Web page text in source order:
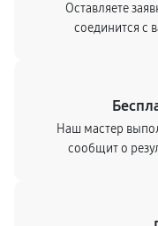
Оставляете
соединится с
Наш мастер
сообщит о